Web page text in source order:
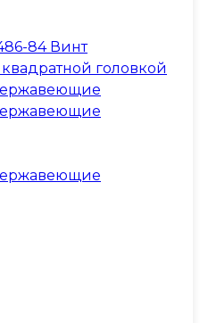
84 Винт
головкой